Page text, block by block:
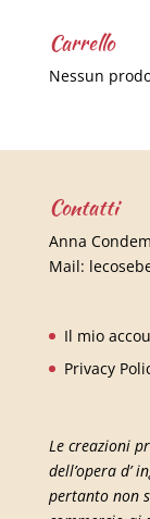
Carrello
Nessun
Contatti
Anna
Mail:
Il mio
Privacy
Le creazioni
dell’opera d’
pertanto non